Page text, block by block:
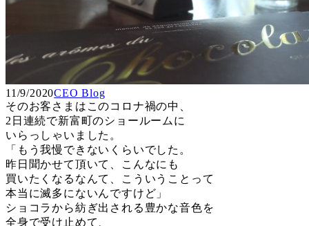
11/9/2020CEO Blog
そのお客さまはこのコロナ禍の中、
2日連続で新富町のショールームに
いらっしゃいました。
「もう我慢できないくらいでした。
昨日聞かせて頂いて、こんなにも
買いたくなるなんて、こういうことって
本当に滅多にないんですけど」
ショコラから紡ぎ出される豊かな音色を
全身で受け止めて、